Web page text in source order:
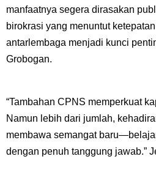
manfaatnya segera dirasakan
birokrasi yang menuntut
antarlembaga menjadi kunci
Grobogan.
“Tambahan CPNS memperkuat
Namun lebih dari jumlah,
membawa semangat
dengan penuh tanggung jawab.”